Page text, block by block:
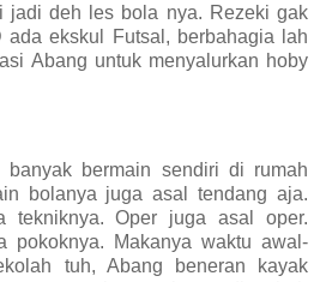
jadi deh les bola nya. Rezeki gak
ada ekskul Futsal, berbahagia lah
Abang untuk menyalurkan hoby
bermain sendiri di rumah
bolanya juga asal tendang aja.
tekniknya. Oper juga asal oper.
pokoknya. Makanya waktu awal-
tuh, Abang beneran kayak